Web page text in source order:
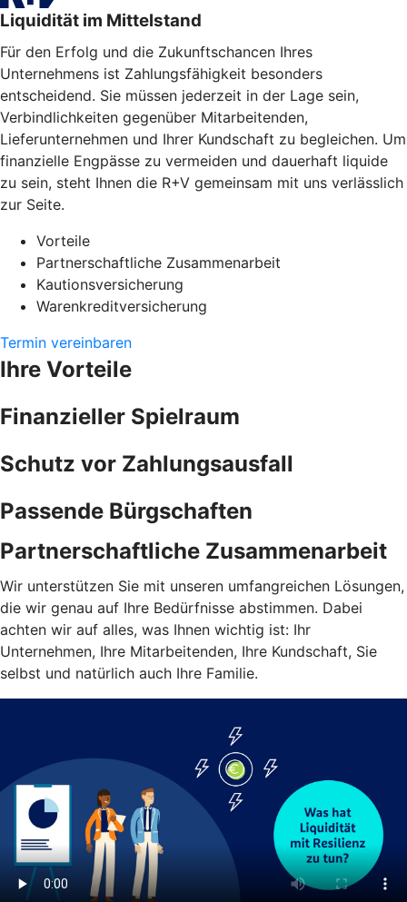
Liquidität im Mittelstand
Für den Erfolg und die Zukunftschancen Ihres
Unternehmens ist Zahlungsfähigkeit besonders
entscheidend. Sie müssen jederzeit in der Lage sein,
Verbindlichkeiten gegenüber Mitarbeitenden,
Lieferunternehmen und Ihrer Kundschaft zu begleichen. Um
finanzielle Engpässe zu vermeiden und dauerhaft liquide
zu sein, steht Ihnen die R+V gemeinsam mit uns verlässlich
zur Seite.
Vorteile
Partnerschaftliche Zusammenarbeit
Kautionsversicherung
Warenkreditversicherung
Termin vereinbaren
Ihre Vorteile
Finanzieller Spielraum
Schutz vor Zahlungsausfall
Passende Bürgschaften
Partnerschaftliche Zusammenarbeit
Wir unterstützen Sie mit unseren umfangreichen Lösungen,
die wir genau auf Ihre Bedürfnisse abstimmen. Dabei
achten wir auf alles, was Ihnen wichtig ist: Ihr
Unternehmen, Ihre Mitarbeitenden, Ihre Kundschaft, Sie
selbst und natürlich auch Ihre Familie.